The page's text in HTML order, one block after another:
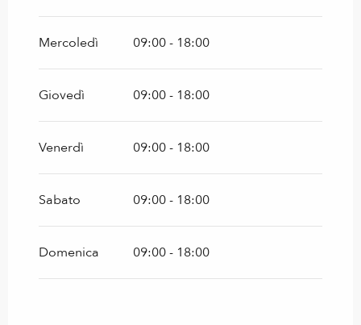
Mercoledì 09:00 - 18:00
Giovedì 09:00 - 18:00
Venerdì 09:00 - 18:00
Sabato 09:00 - 18:00
Domenica 09:00 - 18:00